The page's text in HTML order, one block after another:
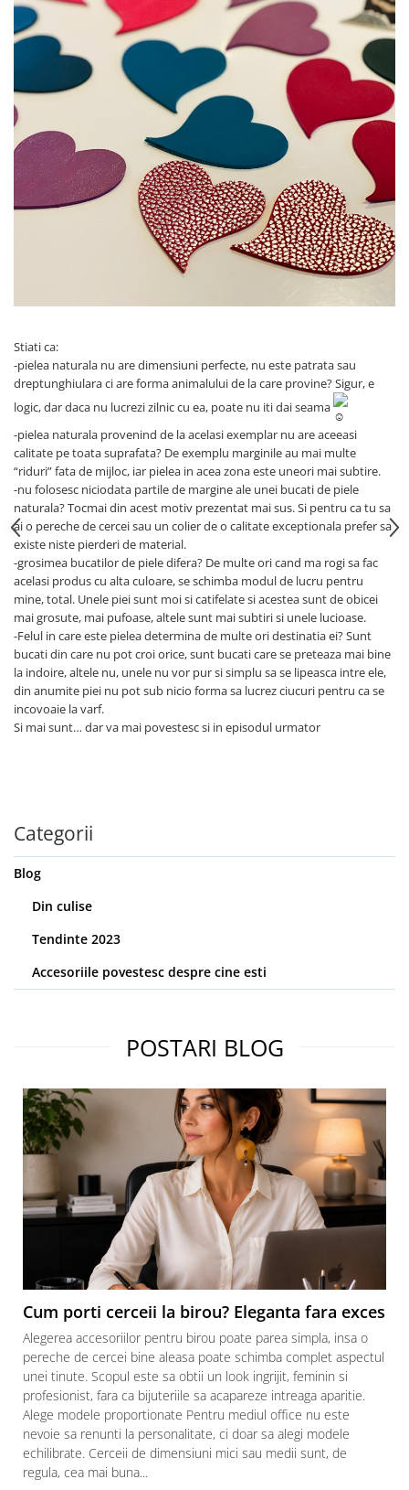
Stiati ca:
-pielea naturala nu are dimensiuni perfecte, nu este patrata sau
dreptunghiulara ci are forma animalului de la care provine? Sigur, e
logic, dar daca nu lucrezi zilnic cu ea, poate nu iti dai seama
-pielea naturala provenind de la acelasi exemplar nu are aceeasi
calitate pe toata suprafata? De exemplu marginile au mai multe
“riduri” fata de mijloc, iar pielea in acea zona este uneori mai subtire.
-nu folosesc niciodata partile de margine ale unei bucati de piele
naturala? Tocmai din acest motiv prezentat mai sus. Si pentru ca tu sa
ai o pereche de cercei sau un colier de o calitate exceptionala prefer sa
existe niste pierderi de material.
-grosimea bucatilor de piele difera? De multe ori cand ma rogi sa fac
acelasi produs cu alta culoare, se schimba modul de lucru pentru
mine, total. Unele piei sunt moi si catifelate si acestea sunt de obicei
mai grosute, mai pufoase, altele sunt mai subtiri si unele lucioase.
-Felul in care este pielea determina de multe ori destinatia ei? Sunt
bucati din care nu pot croi orice, sunt bucati care se preteaza mai bine
la indoire, altele nu, unele nu vor pur si simplu sa se lipeasca intre ele,
din anumite piei nu pot sub nicio forma sa lucrez ciucuri pentru ca se
incovoaie la varf.
Si mai sunt… dar va mai povestesc si in episodul urmator
Categorii
Blog
Din culise
Tendinte 2023
Accesoriile povestesc despre cine esti
POSTARI BLOG
Cum porti cerceii la birou? Eleganta fara exces
Alegerea accesoriilor pentru birou poate parea simpla, insa o
pereche de cercei bine aleasa poate schimba complet aspectul
unei tinute. Scopul este sa obtii un look ingrijit, feminin si
profesionist, fara ca bijuteriile sa acapareze intreaga aparitie.
Alege modele proportionate Pentru mediul office nu este
nevoie sa renunti la personalitate, ci doar sa alegi modele
echilibrate. Cerceii de dimensiuni mici sau medii sunt, de
regula, cea mai buna...